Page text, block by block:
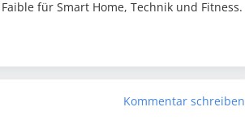
für Smart Home, Technik und Fitness.
Kommentar schreiben